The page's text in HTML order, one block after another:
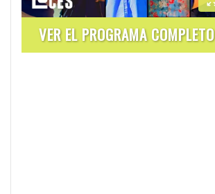
VER EL PROGRAMA COMPLETO